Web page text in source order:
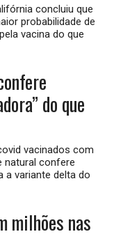
concluiu que
probabilidade de
vacina do que
do que
vacinados com
natural confere
a variante delta do
milhões nas